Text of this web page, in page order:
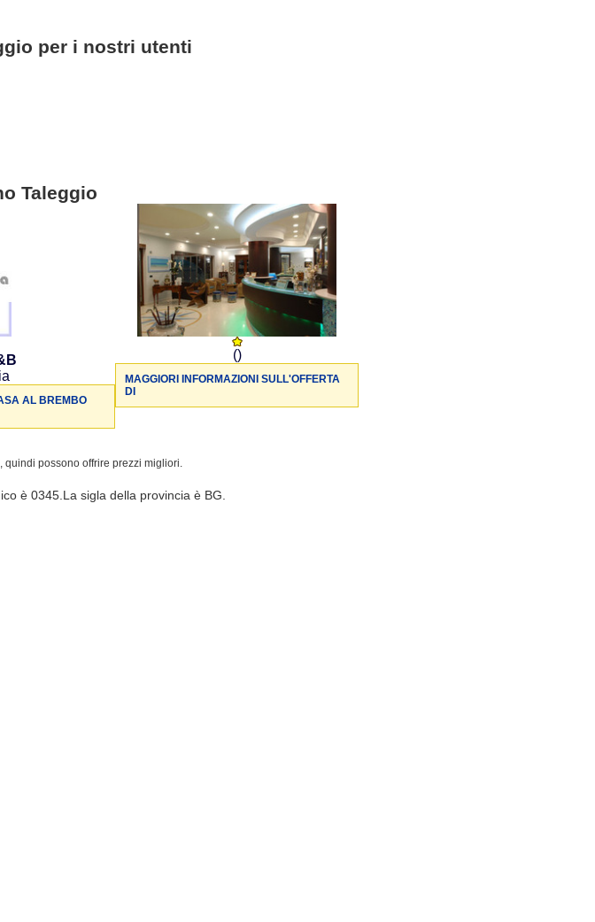
per i nostri utenti
Taleggio
AL BREMBO
()
MAGGIORI INFORMAZIONI SULL'OFFERTA
DI
possono offrire prezzi migliori.
è 0345.La sigla della provincia è BG.